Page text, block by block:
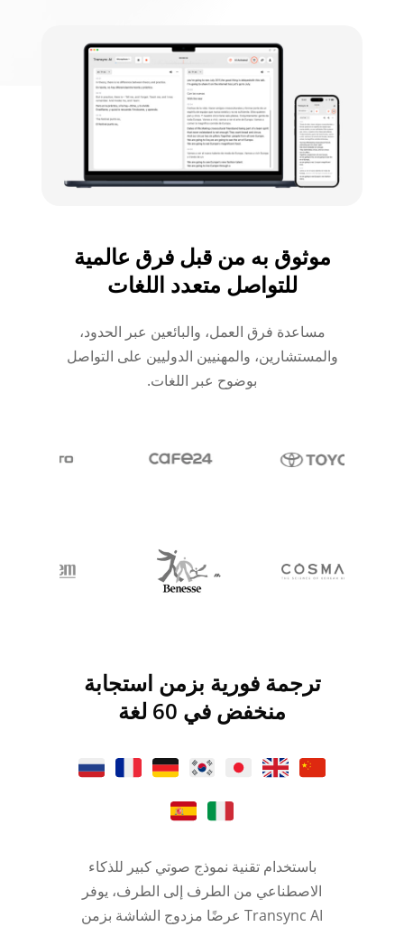
موثوق به من قبل فرق عالمية
للتواصل متعدد اللغات
مساعدة فرق العمل، والبائعين عبر الحدود،
والمستشارين، والمهنيين الدوليين على التواصل
بوضوح عبر اللغات.
ترجمة فورية بزمن استجابة
منخفض في 60 لغة
باستخدام تقنية نموذج صوتي كبير للذكاء
الاصطناعي من الطرف إلى الطرف، يوفر
Transync AI عرضًا مزدوج الشاشة بزمن